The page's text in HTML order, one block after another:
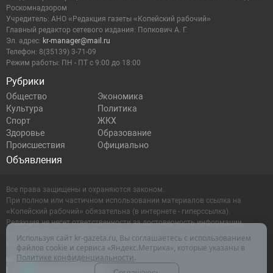
Рубрики
Общество
Экономика
Культура
Политика
Спорт
ЖКХ
Здоровье
Образование
Происшествия
Официально
Объявления
Роскомнадзором
Учредитель: АНО «Редакция газеты «Копейский рабочий»
Главный редактор сетевого издания: Попкович А. Г.
Эл. адрес: kr-manager@mail.ru
Телефон: 8(35139) 3-71-09
Режим работы: ПН - ПТ с 9:00 до 18:00
Все права защищены и охраняются законом.
При полном или частичном использовании материалов ссылка на
«Копейский рабочий» обязательна (в интернете - гиперссылка).
Редакция не несет ответственности за достоверность информации,
содержащейся в рекламных объявлениях.
Настоящий ресурс может содержать материалы 16+
Используя сайт kr-gazeta.ru, Вы соглашаетесь с использованием
файлов cookie и сервиса «Яндекс.Метрика», которые указаны в
Политике конфиденциальности.